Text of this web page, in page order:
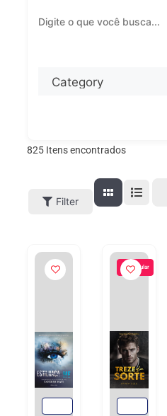
825 Itens encontrados
Filter
Popular